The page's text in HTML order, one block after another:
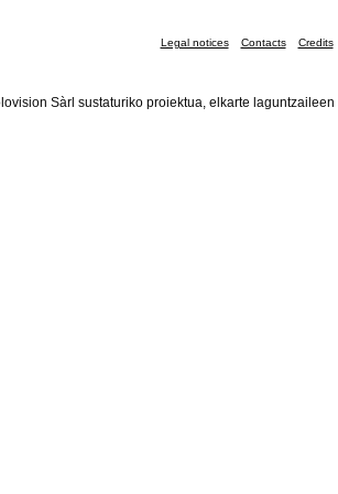
Legal notices Contacts Credits
Sàrl sustaturiko proiektua, elkarte